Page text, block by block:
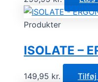
Produkter
ISOLATE –
149,95 kr.